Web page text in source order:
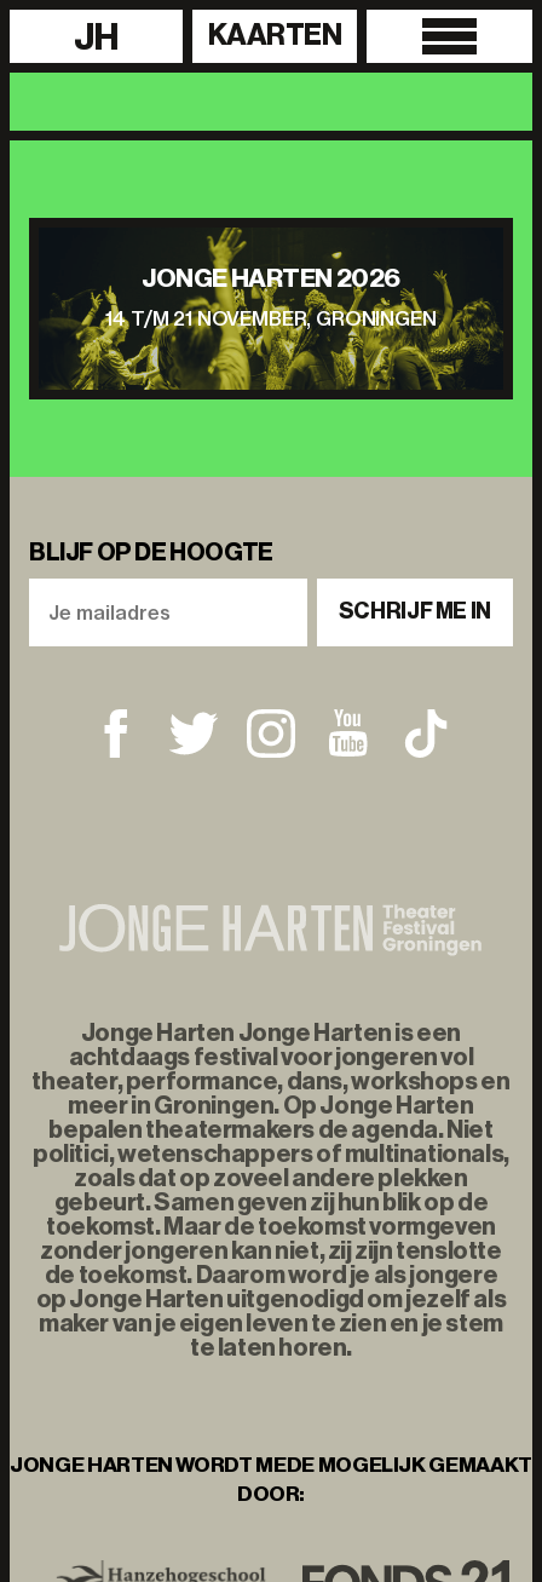
JH KAARTEN
JONGE HARTEN 2026
14 T/M 21 NOVEMBER, GRONINGEN
BLIJF OP DE HOOGTE
SCHRIJF ME IN
Jonge Harten Jonge Harten is een
achtdaags festival voor jongeren vol
theater, performance, dans, workshops en
meer in Groningen. Op Jonge Harten
bepalen theatermakers de agenda. Niet
politici, wetenschappers of multinationals,
zoals dat op zoveel andere plekken
gebeurt. Samen geven zij hun blik op de
toekomst. Maar de toekomst vormgeven
zonder jongeren kan niet, zij zijn tenslotte
de toekomst. Daarom word je als jongere
op Jonge Harten uitgenodigd om jezelf als
maker van je eigen leven te zien en je stem
te laten horen.
JONGE HARTEN WORDT MEDE MOGELIJK GEMAAKT
DOOR: